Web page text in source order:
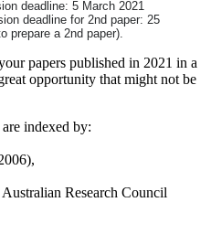
deadline: 5 March 2021
deadline for 2nd paper: 25
prepare a 2nd paper).
papers published in 2021 in a
opportunity that might not be
indexed by:
Research Council